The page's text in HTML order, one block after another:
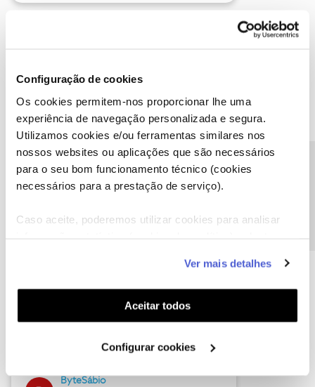
Configuração de cookies
Os cookies permitem-nos proporcionar lhe uma
experiência de navegação personalizada e segura.
Utilizamos cookies e/ou ferramentas similares nos
nossos websites ou aplicações que são necessários
para o seu bom funcionamento técnico (cookies
necessários para a prestação de serviço).
Caso aceite, poderemos utilizar cookies para analisar
funcionalidades (cookies de personalização e
funcionalidade) e adaptar anúncios aos seus interesses
(cookies de publicidade personalizada). Pode gerir a
utilização dos cookies clicando em "Configurar
Ver mais detalhes
Aceitar todos
Configurar cookies
Descubra as novidades de julho
Hall of Fame de julho
17 soluções
ByteSábio